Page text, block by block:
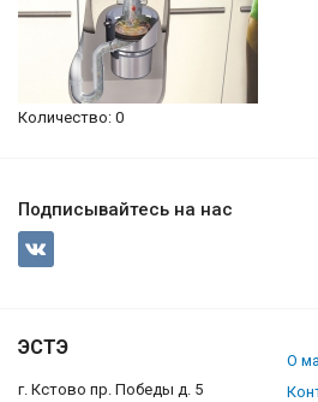
Количество: 0
Подписывайтесь на нас
ЭСТЭ
г. Кстово пр. Победы д. 5
О